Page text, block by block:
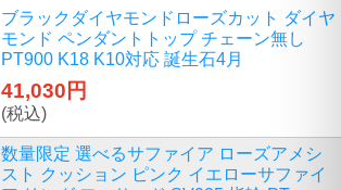
ブラックダイヤモンドローズカット ダイヤ
モンド ペンダントトップ チェーン無し
PT900 K18 K10対応 誕生石4月
41,030円
(税込)
数量限定 選べるサファイア ローズアメシ
スト クッション ピンク イエローサファイ